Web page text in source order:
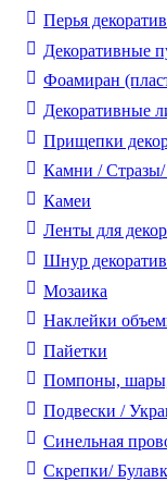
Перья
Декоративные
Фоамиран
Декоративные
Прищепки
Камни /
Камеи
Ленты для
Шнур
Мозаика
Наклейки
Пайетки
Помпоны,
Подвески /
Синельная
Скрепки/